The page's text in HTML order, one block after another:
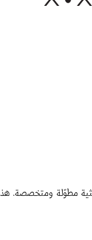
في برلين لمدة ٦ أشهر، قضوها